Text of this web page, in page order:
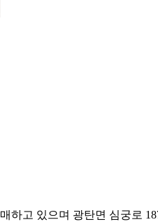
하고 있으며 광탄면 심궁로